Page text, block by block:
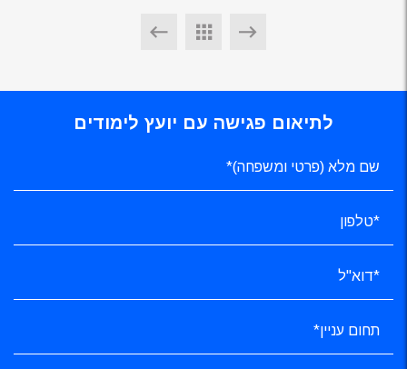
לתיאום פגישה עם יועץ לימודים